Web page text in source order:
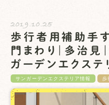
2019.10.25
歩行者用補助手す
門まわり｜多治見
ガーデンエクステ
サンガーデンエクステリア情報 歩